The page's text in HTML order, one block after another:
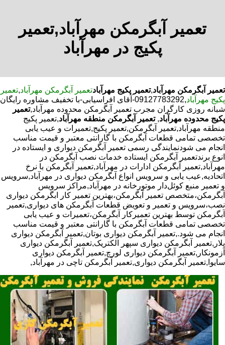
تعمیر آبگرمکن مهرآباد,تعمیر
پکیج در مهرآباد
تعمیر آبگرمکن مهرآباد,تعمیر پکیج مهرآبادتعمیر آبگرمکن مهرآباد,تعمیر
پکیج مهرآباد
,09127783292-آقای افراسیابی-با تخفیف مشاوره رایگان
شبانه روزی کارگران مجرب تعمیر آبگرمکن محدوده مهرآباد,تعمیر
پکیج محدوده مهرآباد, تعمیر آبگرمکن منطقه مهرآباد,تعمیر پکیج
منطقه مهرآباد,تعمیر آبگرمکن,تعمیر پکیج,تعمیرات و عیب یابی
تخصصی تمامی قطعات آبگرمکن با گارانتی معتبر و قیمت مناسب
انجام می شودنمایندگی رسمی تعمیر آبگرمکن دیواری و ایستاده در
انوع برندتعمیر آبگرمکن ایستاده خدمات نصب آبگرمکن در
مهرآباد,تعمیر آبگرمکن ادارات در مهرآباد,تعمیر آبگرمکن با نرخ
اتحادیه,عیب یابی و سرویس انواع آبگرمکن دیواری در مهرآباد,سرویس
و تعمیر منبع کوئل‌دار موتورخانه در مهرآباد,مراکز سرویس
آبگرمکن،متخصص تعمیر آبگرمکن،بهترین تعمیر کار ابگرمکن دیواری
نصب،سرویس و تعمیر و تعویض قطعات آبگرمکن های دیواری,تعمیر
آبگرمکن توسط بهترین تعمیرکار آبگرمکن،تعمیرات و عیب یابی
تخصصی تمامی قطعات آبگرمکن با گارانتی معتبر و قیمت مناسب
انجام می شود.,تعمیر آبگرمکن دیواری بوتان,تعمیر آبگرمکن دیواری
پلار,تعمیر آبگرمکن دیواری سپهر الکتریک,تعمیر آبگرمکن دیواری
آزمونکار,تعمیر آبگرمکن دیواری لورچ,تعمیر آبگرمکن دیواری
سایوا,تعمیر آبگرمکن دیواری,تعمیر آبگرمکن تاچی در مهرآباد,